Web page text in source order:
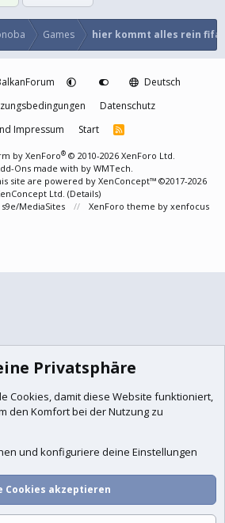
Games hier kommt alles rein fifa
Deutsch
Datenschutz
Impressum
Start
R
by XenForo® © 2010-2026 XenForo Ltd.
Ons made with by WMTech.
site are powered by XenConcept™ ©2017-2026
Ltd. (Details)
MediaSites XenForo theme by xenfocus
Privatsphäre
Cookies, damit diese Website funktioniert,
den Komfort bei der Nutzung zu
und konfiguriere deine Einstellungen
Cookies akzeptieren